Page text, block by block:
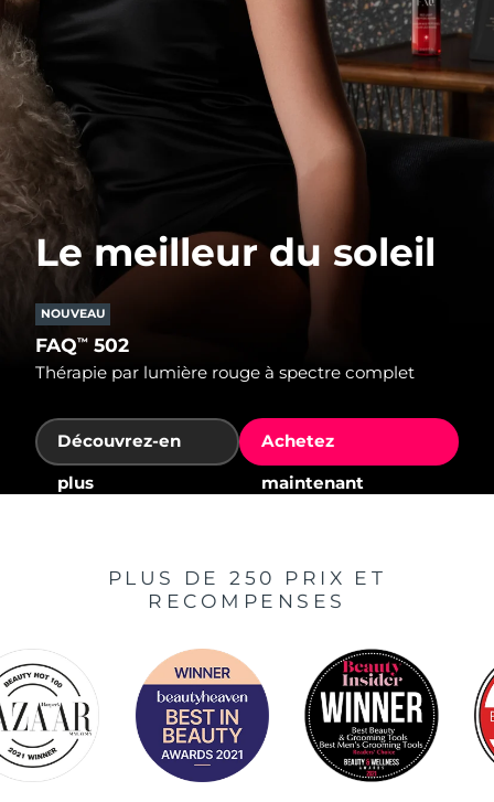
Le meilleur du soleil
NOUVEAU
FAQ™ 502
Thérapie par lumière rouge à spectre complet
Découvrez-en
plus
Achetez
maintenant
PLUS DE 250 PRIX ET
RECOMPENSES